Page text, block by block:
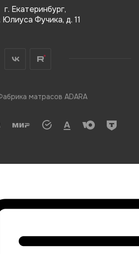
г. Екатеринбург,
Юлиуса Фучика, д. 11
матрасов ADARA